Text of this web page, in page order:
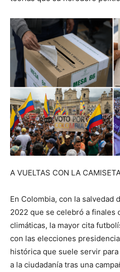
A VUELTAS CON LA
En Colombia, con la salvedad
2022 que se celebró a finales
climáticas, la mayor cita
con las elecciones
histórica que suele servir
a la ciudadanía tras una